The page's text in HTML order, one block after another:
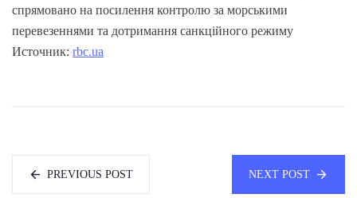
спрямовано на посилення контролю за морськими
перевезеннями та дотримання санкційного режиму
Источник: rbc.ua
PREVIOUS POST NEXT POST